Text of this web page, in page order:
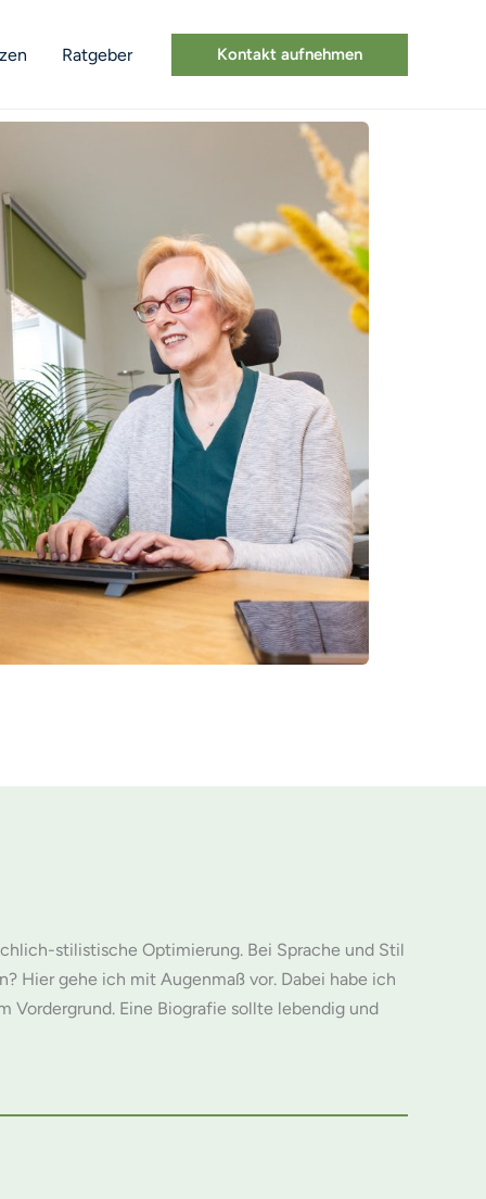
Ratgeber Kontakt aufnehmen
stilistische Optimierung. Bei Sprache und Stil
Hier gehe ich mit Augenmaß vor. Dabei habe ich
Eine Biografie sollte lebendig und